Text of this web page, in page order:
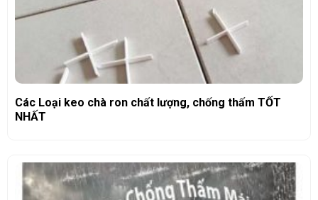
Các Loại keo chà ron chất lượng, chống thấm TỐT
NHẤT